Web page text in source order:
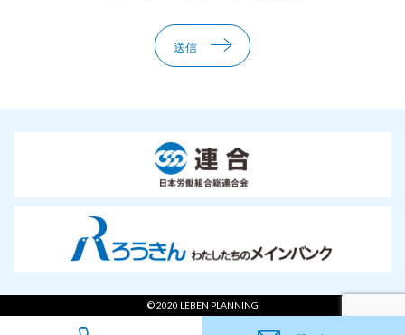
送信
© 2020 LEBEN PLANNING